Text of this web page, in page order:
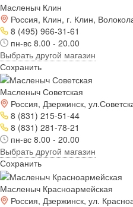
Масленыч Клин
Россия, Клин, г. Клин,
8 (495) 966-31-61
пн-вс 8.00 - 20.00
Выбрать другой магазин
Сохранить
Масленыч Советская
Россия, Дзержинск,
8 (831) 215-51-44
8 (831) 281-78-21
пн-вс 8.00 - 20.00
Выбрать другой магазин
Сохранить
Масленыч Красноармейская
Россия, Дзержинск, ул.